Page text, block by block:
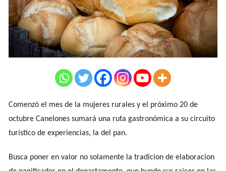
Comenzó el mes de la mujeres rurales y el próximo 20 de
octubre Canelones sumará una ruta gastronómica a su circuito
turístico de experiencias, la del pan.
Busca poner en valor no solamente la tradicion de elaboracion